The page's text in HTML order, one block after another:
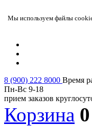
Мы используем файлы cookie
8 (900) 222 8000 Время
Пн-Вс 9-18
прием заказов
Корзина